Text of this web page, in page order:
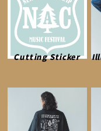
Cutting Sticker